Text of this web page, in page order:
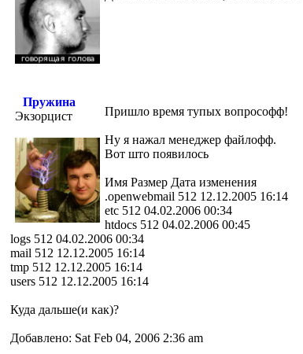
Пружина
Экзорцист
Пришло время тупых вопрософф!
Ну я нажал менеджер файлофф.
Вот што появилось
Имя Размер Дата изменения
.openwebmail 512 12.12.2005 16:14
etc 512 04.02.2006 00:34
htdocs 512 04.02.2006 00:45
logs 512 04.02.2006 00:34
mail 512 12.12.2005 16:14
tmp 512 12.12.2005 16:14
users 512 12.12.2005 16:14
Куда дальше(и как)?
Добавлено: Sat Feb 04, 2006 2:36 am